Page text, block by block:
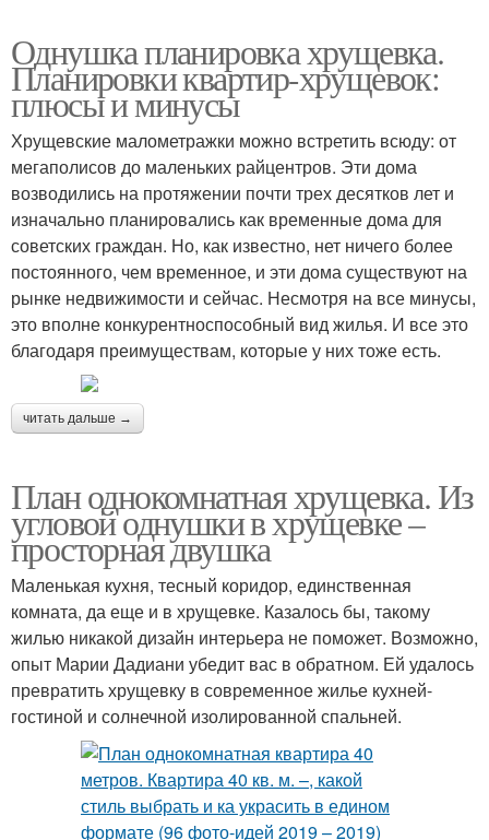
Однушка планировка хрущевка.
Планировки квартир-хрущевок:
плюсы и минусы
Хрущевские малометражки можно встретить всюду: от
мегаполисов до маленьких райцентров. Эти дома
возводились на протяжении почти трех десятков лет и
изначально планировались как временные дома для
советских граждан. Но, как известно, нет ничего более
постоянного, чем временное, и эти дома существуют на
рынке недвижимости и сейчас. Несмотря на все минусы,
это вполне конкурентноспособный вид жилья. И все это
благодаря преимуществам, которые у них тоже есть.
читать дальше →
План однокомнатная хрущевка. Из
угловой однушки в хрущевке –
просторная двушка
Маленькая кухня, тесный коридор, единственная
комната, да еще и в хрущевке. Казалось бы, такому
жилью никакой дизайн интерьера не поможет. Возможно,
опыт Марии Дадиани убедит вас в обратном. Ей удалось
превратить хрущевку в современное жилье кухней-
гостиной и солнечной изолированной спальней.